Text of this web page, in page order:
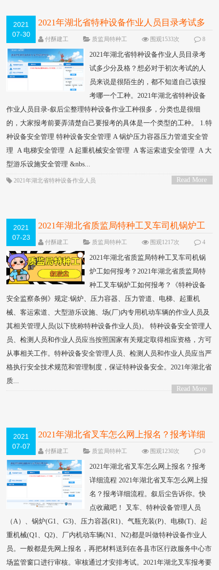
2021
07-30
2021年湖北省特种设备作业人员目录考试多
少分及格？
NEW
付酥建工 质监局特种工 围观1533次
8
条评论
2021年湖北省特种设备作业人员目录考
试多少分及格？想必对于初次考试的人
员来说是很陌生的，都不知道自己该报
考哪一个工种。2021年湖北省特种设备
作业人员目录-叙后尘整理特种设备作业工种很多，分类也是很细
的，大家报考前要弄清楚自己要报考的具体是一个类型的工种。 1.特
种设备安全管理 特种设备安全管理 A 锅炉压力容器压力管道安全管
理 A 电梯安全管理 A 起重机械安全管理 A 客运索道安全管理 A 大
型游乐设施安全管理 &nbs...
Read More
2021年湖北省特种设备作业人员
2021
07-23
2021年湖北省质监局特种工叉车司机锅炉工
如何报考？
付酥建工 质监局特种工 围观1217次
4
条评论
2021年湖北省质监局特种工叉车司机锅
炉工如何报考？2021年湖北省质监局特
种工叉车锅炉工如何报考？《特种设备
安全监察条例》规定:锅炉、压力容器、压力管道、电梯、起重机
械、客运索道、大型游乐设施、场(厂)内专用机动车辆的作业人员及
其相关管理人员(以下统称特种设备作业人员)。 特种设备安全管理人
员、检测人员和作业人员应当按照国家有关规定取得相应资格，方可
从事相关工作。特种设备安全管理人员、检测人员和作业人员应当严
格执行安全技术规范和管理制度，保证特种设备安全。2021年湖北省
质...
Read More
2021
07-07
2021年湖北省叉车怎么网上报名？报考详细
流程
付酥建工 质监局特种工 围观1230次
0
条评论
2021年湖北省叉车怎么网上报名？报考
详细流程 2021年湖北省叉车怎么网上报
名？报考详细流程。叙后尘告诉你。快
点收藏吧！ 叉车、特种设备管理人员
（A）、锅炉(G1、G3)、压力容器(R1)、气瓶充装(P)、电梯(T)、起
重机械(Q1、Q2)、厂内机动车辆(N1、N2)都是叫做特种设备作业人
员。一般都是先网上报名，再把材料送到在各县市区行政服务中心市
场监管窗口进行审核。审核通过才安排考试。2021年湖北叉车报考要